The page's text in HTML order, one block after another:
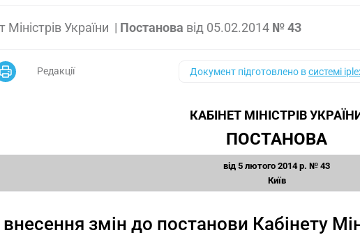
Міністрів України | Постанова від 05.02.2014 № 43
Редакції Документ підготовлено всистемі
КАБІНЕТ МІНІСТРІВ УКРАЇНИ
ПОСТАНОВА
від 5 лютого 2014 р. № 43
Київ
змін до постанови Кабінету